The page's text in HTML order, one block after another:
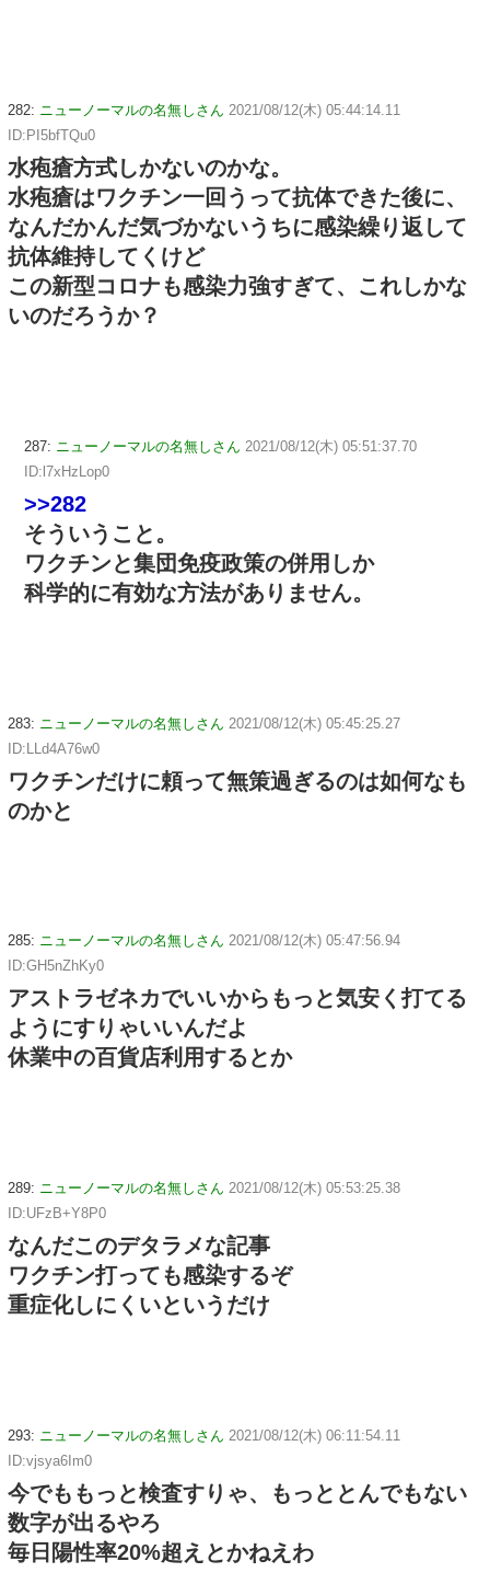
282: ニューノーマルの名無しさん 2021/08/12(木) 05:44:14.11
ID:PI5bfTQu0
水疱瘡方式しかないのかな。
水疱瘡はワクチン一回うって抗体できた後に、
なんだかんだ気づかないうちに感染繰り返して
抗体維持してくけど
この新型コロナも感染力強すぎて、これしかな
いのだろうか？
287: ニューノーマルの名無しさん 2021/08/12(木) 05:51:37.70
ID:l7xHzLop0
>>282
そういうこと。
ワクチンと集団免疫政策の併用しか
科学的に有効な方法がありません。
283: ニューノーマルの名無しさん 2021/08/12(木) 05:45:25.27
ID:LLd4A76w0
ワクチンだけに頼って無策過ぎるのは如何なも
のかと
285: ニューノーマルの名無しさん 2021/08/12(木) 05:47:56.94
ID:GH5nZhKy0
アストラゼネカでいいからもっと気安く打てる
ようにすりゃいいんだよ
休業中の百貨店利用するとか
289: ニューノーマルの名無しさん 2021/08/12(木) 05:53:25.38
ID:UFzB+Y8P0
なんだこのデタラメな記事
ワクチン打っても感染するぞ
重症化しにくいというだけ
293: ニューノーマルの名無しさん 2021/08/12(木) 06:11:54.11
ID:vjsya6Im0
今でももっと検査すりゃ、もっととんでもない
数字が出るやろ
毎日陽性率20%超えとかねえわ